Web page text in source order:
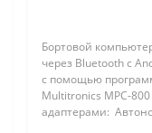
Бортовой
через Bluetooth с
с помощью
Multitronics MPC-
адаптерами: